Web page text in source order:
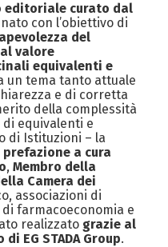
editoriale curato dal
con l’obiettivo di
del
valore
equivalenti e
un tema tanto attuale
e di corretta
della complessità
equivalenti e
di Istituzioni – la
prefazione a cura
, Membro della
Camera dei
associazioni di
farmacoeconomia e
realizzato grazie al
EG STADA Group.